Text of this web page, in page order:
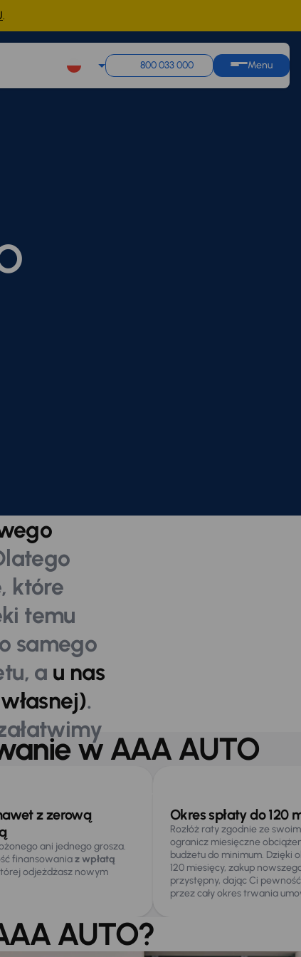
.
800 033 000 Menu
które
temu
samego
a u nas
.
w AAA AUTO
z zerową
ani jednego grosza.
finansowaniaz wpłatą
odjeżdżasz nowym
Okres spłaty do 120
Rozłóż raty zgodnie ze
ogranicz miesięczne
budżetu do minimum. Dzięki
120 miesięcy, zakup
przystępny, dając Ci
przez cały okres trwania
AUTO?